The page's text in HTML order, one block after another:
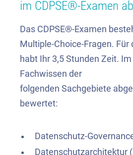
im CDPSE®-Examen
Das CDPSE®-Examen
Multiple-Choice-Fragen. Für
habt Ihr 3,5 Stunden Zeit.
Fachwissen der
folgenden Sachgebiete
bewertet:
Datenschutz-
Datenschutzarchitektur